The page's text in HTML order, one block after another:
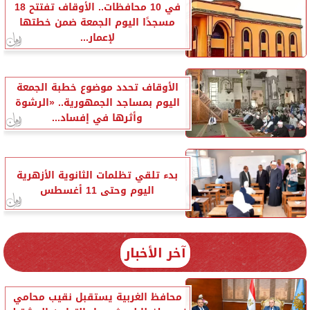
في 10 محافظات.. الأوقاف تفتتح 18
مسجدًا اليوم الجمعة ضمن خطتها
لإعمار...
الأوقاف تحدد موضوع خطبة الجمعة
اليوم بمساجد الجمهورية.. «الرشوة
وأثرها في إفساد...
بدء تلقي تظلمات الثانوية الأزهرية
اليوم وحتى 11 أغسطس
آخر الأخبار
محافظ الغربية يستقبل نقيب محامي